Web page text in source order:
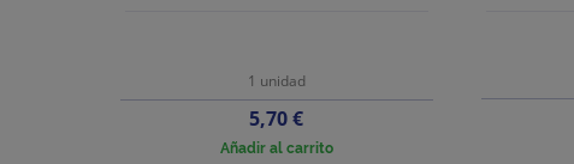
1 unidad
Precio
5,70 €
Añadir al carrito